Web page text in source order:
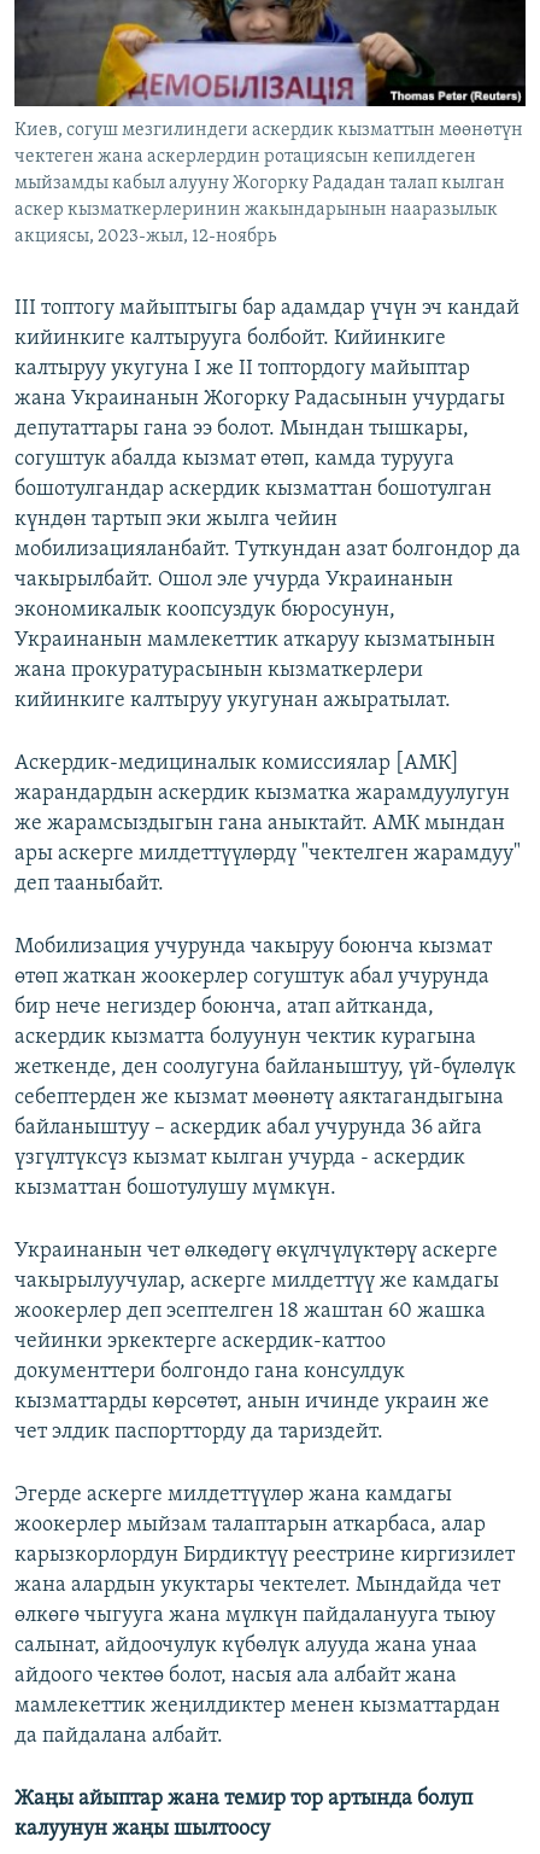
Киев, согуш мезгилиндеги аскердик кызматтын мөөнөтүн
чектеген жана аскерлердин ротациясын кепилдеген
мыйзамды кабыл алууну Жогорку Рададан талап кылган
аскер кызматкерлеринин жакындарынын нааразылык
акциясы, 2023-жыл, 12-ноябрь
III топтогу майыптыгы бар адамдар үчүн эч кандай
кийинкиге калтырууга болбойт. Кийинкиге
калтыруу укугуна I же II топтордогу майыптар
жана Украинанын Жогорку Радасынын учурдагы
депутаттары гана ээ болот. Мындан тышкары,
согуштук абалда кызмат өтөп, камда турууга
бошотулгандар аскердик кызматтан бошотулган
күндөн тартып эки жылга чейин
мобилизацияланбайт. Туткундан азат болгондор да
чакырылбайт. Ошол эле учурда Украинанын
экономикалык коопсуздук бюросунун,
Украинанын мамлекеттик аткаруу кызматынын
жана прокуратурасынын кызматкерлери
кийинкиге калтыруу укугунан ажыратылат.
Аскердик-медициналык комиссиялар [АМК]
жарандардын аскердик кызматка жарамдуулугун
же жарамсыздыгын гана аныктайт. АМК мындан
ары аскерге милдеттүүлөрдү "чектелген жарамдуу"
деп тааныбайт.
Мобилизация учурунда чакыруу боюнча кызмат
өтөп жаткан жоокерлер согуштук абал учурунда
бир нече негиздер боюнча, атап айтканда,
аскердик кызматта болуунун чектик курагына
жеткенде, ден соолугуна байланыштуу, үй-бүлөлүк
себептерден же кызмат мөөнөтү аяктагандыгына
байланыштуу – аскердик абал учурунда 36 айга
үзгүлтүксүз кызмат кылган учурда - аскердик
кызматтан бошотулушу мүмкүн.
Украинанын чет өлкөдөгү өкүлчүлүктөрү аскерге
чакырылуучулар, аскерге милдеттүү же камдагы
жоокерлер деп эсептелген 18 жаштан 60 жашка
чейинки эркектерге аскердик-каттоо
документтери болгондо гана консулдук
кызматтарды көрсөтөт, анын ичинде украин же
чет элдик паспортторду да тариздейт.
Эгерде аскерге милдеттүүлөр жана камдагы
жоокерлер мыйзам талаптарын аткарбаса, алар
карызкорлордун Бирдиктүү реестрине киргизилет
жана алардын укуктары чектелет. Мындайда чет
өлкөгө чыгууга жана мүлкүн пайдаланууга тыюу
салынат, айдоочулук күбөлүк алууда жана унаа
айдоого чектөө болот, насыя ала албайт жана
мамлекеттик жеңилдиктер менен кызматтардан
да пайдалана албайт.
Жаңы айыптар жана темир тор артында болуп
калуунун жаңы шылтоосу